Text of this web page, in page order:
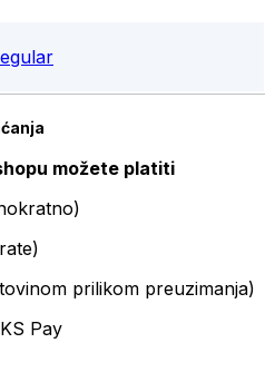
možete platiti
prilikom preuzimanja)
Pay